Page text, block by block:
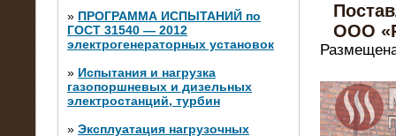
» ПРОГРАММА ИСПЫТАНИЙ по
ГОСТ 31540 — 2012
электрогенераторных установок
» Испытания и нагрузка
газопоршневых и дизельных
электростанций, турбин
» Эксплуатация нагрузочных
ООО